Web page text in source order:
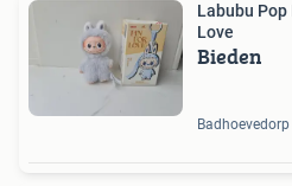
Labubu
Love
Bieden
Badhoevedorp